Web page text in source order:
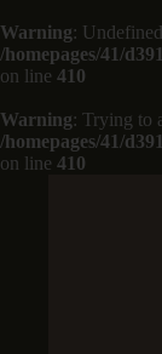
Warning:
/homepages/41/
on line 410
Warning: Trying to
/homepages/41/
on line 410